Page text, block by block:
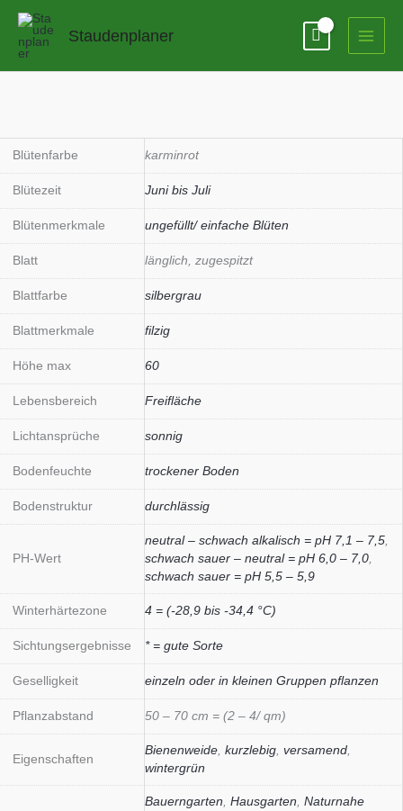
Zum
springen
Staudenplaner
Blütenfarbe karminrot
Blütezeit Juni bis Juli
Blütenmerkmale ungefüllt/ einfache Blüten
Blatt länglich, zugespitzt
Blattfarbe silbergrau
Blattmerkmale filzig
Höhe max 60
Lebensbereich Freifläche
Lichtansprüche sonnig
Bodenfeuchte trockener Boden
Bodenstruktur durchlässig
PH-Wert
neutral – schwach alkalisch = pH 7,1 – 7,5
schwach sauer – neutral = pH 6,0 – 7,0
schwach sauer = pH 5,5 – 5,9
Winterhärtezone 4 = (-28,9 bis -34,4 °C)
Sichtungsergebnisse * = gute Sorte
Geselligkeit einzeln oder in kleinen Gruppen pflanzen
Pflanzabstand 50 – 70 cm = (2 – 4/ qm)
Eigenschaften
Bienenweide kurzlebig versamend
wintergrün
Bauerngarten Hausgarten Naturnahe